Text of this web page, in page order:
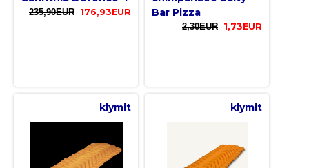
235,90EUR 176,93EUR
Bar Pizza
2,30EUR 1,73EUR
klymit klymit